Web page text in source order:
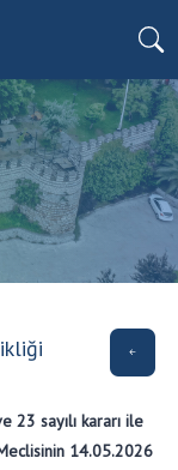
sayılı kararı ile
14.05.2026